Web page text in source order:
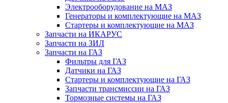
Электрооборудование на МАЗ
Генераторы и комплектующие на МАЗ
Стартеры и комплектующие на МАЗ
Запчасти на ИКАРУС
Запчасти на ЗИЛ
Запчасти на ГАЗ
Фильтры для ГАЗ
Датчики на ГАЗ
Стартеры и комплектующие на ГАЗ
Запчасти трансмиссии на ГАЗ
Тормозные системы на ГАЗ